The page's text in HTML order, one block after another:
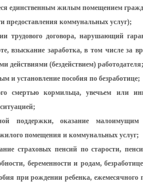
единственным жилым помещением
предоставления коммунальных услуг);
трудового договора, нарушающий
взыскание заработка, в том числе за
действиями (бездействием) работодателя;
и установление пособия по безработице;
смертью кормильца, увечьем или
поддержки, оказание малоимущим
жилого помещения и коммунальных услуг;
страховых пенсий по старости,
беременности и родам,
при рождении ребенка,